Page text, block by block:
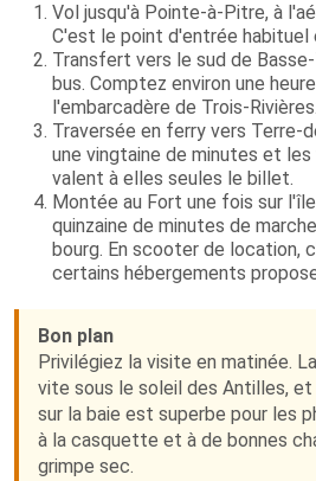
Vol jusqu'à Pointe-à-Pitre, à
C'est le point d'entrée habituel
Transfert vers le sud de
bus. Comptez environ une
l'embarcadère de Trois-Rivières.
Traversée en ferry vers Terre-
une vingtaine de minutes et
valent à elles seules le billet.
Montée au Fort une fois sur
quinzaine de minutes de
bourg. En scooter de location,
certains hébergements
Bon plan
Privilégiez la visite en matinée.
vite sous le soleil des Antilles, et
sur la baie est superbe pour les
à la casquette et à de bonnes
grimpe sec.